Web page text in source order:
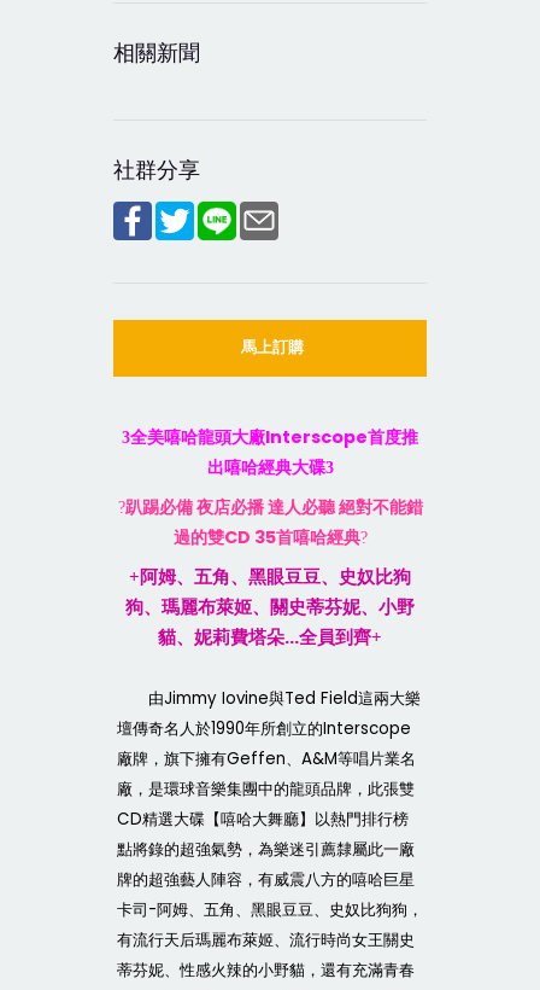
相關新聞
社群分享
馬上訂購
3全美嘻哈龍頭大廠Interscope首度推
出嘻哈經典大碟3
?趴踢必備 夜店必播 達人必聽 絕對不能錯
過的雙CD 35首嘻哈經典?
+阿姆、五角、黑眼豆豆、史奴比狗
狗、瑪麗布萊姬、關史蒂芬妮、小野
貓、妮莉費塔朵…全員到齊+
由Jimmy Iovine與Ted Field這兩大樂
壇傳奇名人於1990年所創立的Interscope
廠牌，旗下擁有Geffen、 A&M等唱片業名
廠，是環球音樂集團中的龍頭品牌，此張雙
CD精選大碟【嘻哈大舞廳】以熱門排行榜
點將錄的超強氣勢，為樂迷引薦隸屬此一廠
牌的超強藝人陣容，有威震八方的嘻哈巨星
卡司 -阿姆、五角、黑眼豆豆、史奴比狗狗，
有流行天后瑪麗布萊姬、流行時尚女王關史
蒂芬妮、性感火辣的小野貓，還有充滿青春